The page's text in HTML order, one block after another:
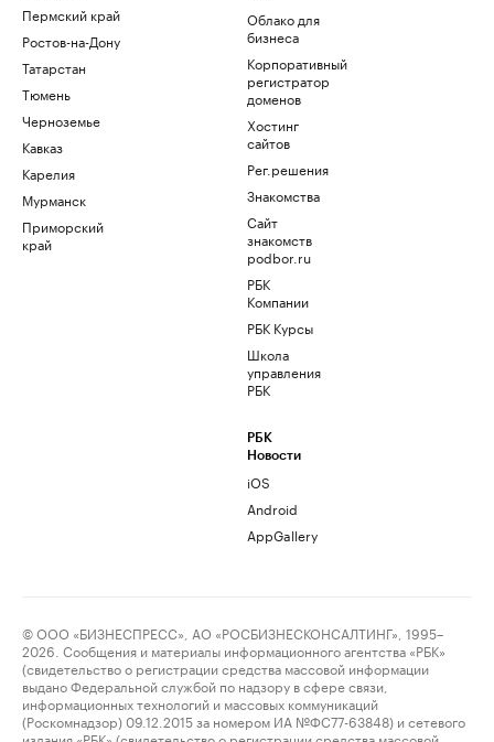
Пермский край
Ростов-на-Дону
Татарстан
Тюмень
Черноземье
Кавказ
Карелия
Мурманск
Приморский
край
Облако для
бизнеса
Корпоративный
регистратор
доменов
Хостинг
сайтов
Рег.решения
Знакомства
Сайт
знакомств
podbor.ru
РБК
Компании
РБК Курсы
Школа
управления
РБК
РБК
Новости
iOS
Android
AppGallery
© ООО «БИЗНЕСПРЕСС», АО «РОСБИЗНЕСКОНСАЛТИНГ», 1995–
2026. Сообщения и материалы информационного агентства «РБК»
(свидетельство о регистрации средства массовой информации
выдано Федеральной службой по надзору в сфере связи,
информационных технологий и массовых коммуникаций
(Роскомнадзор) 09.12.2015 за номером ИА №ФС77-63848) и сетевого